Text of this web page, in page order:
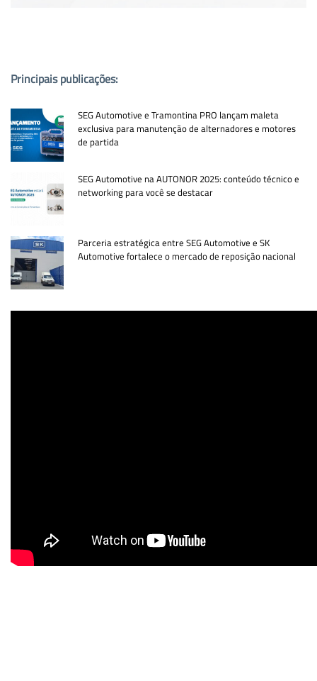
Principais publicações:
SEG Automotive e Tramontina PRO lançam maleta
exclusiva para manutenção de alternadores e motores
de partida
SEG Automotive na AUTONOR 2025: conteúdo técnico e
networking para você se destacar
Parceria estratégica entre SEG Automotive e SK
Automotive fortalece o mercado de reposição nacional